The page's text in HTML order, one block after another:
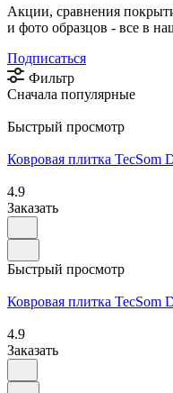
Акции, сравнения
и фото образцов - все в
Подписаться
Фильтр
Сначала популярные
Быстрый просмотр
Ковровая плитка TecSom
4.9
Заказать
Быстрый просмотр
Ковровая плитка TecSom
4.9
Заказать